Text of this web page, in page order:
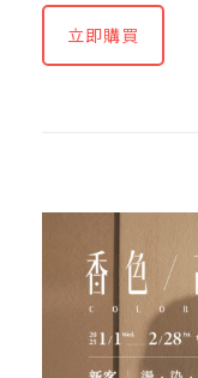
立即購買